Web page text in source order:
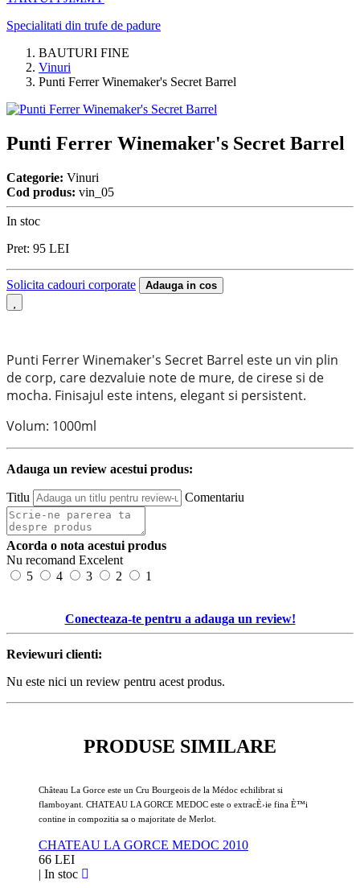
Specialitati din trufe de padure
BAUTURI FINE
Vinuri
Punti Ferrer Winemaker's Secret Barrel
Punti Ferrer Winemaker's Secret Barrel
Categorie: Vinuri
Cod produs: vin_05
In stoc
Pret: 95 LEI
Solicita cadouri corporate Adauga in cos
Punti Ferrer Winemaker's Secret Barrel este un vin plin
de corp, care dezvaluie note de mure, de cirese si de
mocha. Finisajul este intens, elegant si persistent.
Volum: 1000ml
Adauga un review acestui produs:
Titlu Comentariu
Acorda o nota acestui produs
Nu recomand Excelent
5
4 3 2 1
Conecteaza-te pentru a adauga un review!
Reviewuri clienti:
Nu este nici un review pentru acest produs.
PRODUSE SIMILARE
Château La Gorce este un Cru Bourgeois de la Médoc echilibrat si
flamboyant. CHATEAU LA GORCE MEDOC este o extracÈ›ie fina È™i
contine in compozitia sa o majoritate de Merlot.
CHATEAU LA GORCE MEDOC 2010
66 LEI
| In stoc